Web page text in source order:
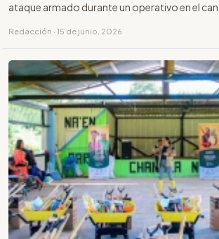
ataque armado durante un operativo en el
Redacción · 15 de junio, 2026